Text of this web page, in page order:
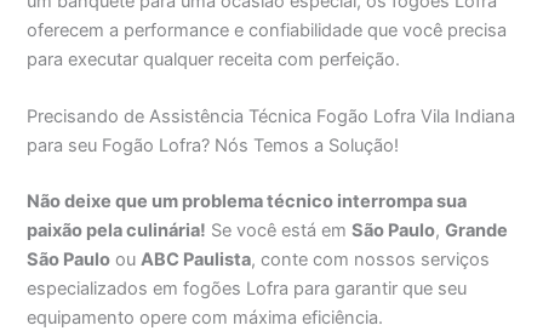
oferecem a performance e confiabilidade que você precisa
para executar qualquer receita com perfeição.
Precisando de Assistência Técnica Fogão Lofra Vila Indiana
para seu Fogão Lofra? Nós Temos a Solução!
Não deixe que um problema técnico interrompa sua
paixão pela culinária! Se você está emSão Paulo,Grande
São Paulo ouABC Paulista, conte com nossos serviços
especializados em fogões Lofra para garantir que seu
equipamento opere com máxima eficiência.